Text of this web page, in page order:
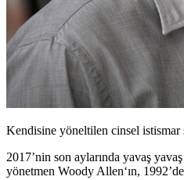
Kendisine yöneltilen cinsel istismar
2017’nin son aylarında yavaş
yönetmen Woody Allen‘ın,